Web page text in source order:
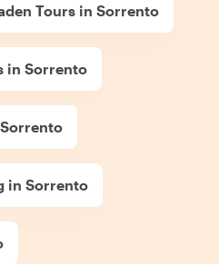
Tours in Sorrento
in Sorrento
in Sorrento